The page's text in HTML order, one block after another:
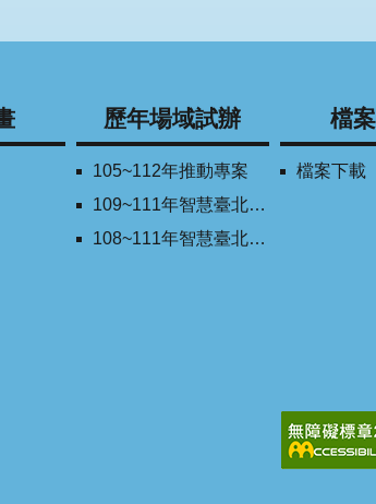
歷年場域試辦
105~112年推動專案
109~111年智慧臺北創新獎
108~111年智慧臺北學研合作平台
檔
檔案下載